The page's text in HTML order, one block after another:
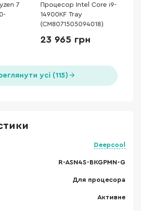
7
Процесор Intel Core i9-
14900KF Tray
(CM8071505094018)
23 965 грн
усі (115)
Deepcool
R-ASN4S-BKGPMN-G
Для процесора
Активне